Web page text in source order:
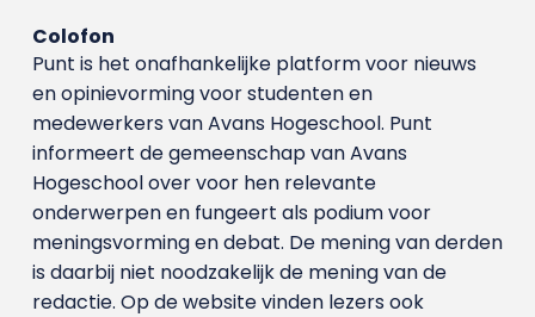
Colofon
Punt is het onafhankelijke platform voor nieuws
en opinievorming voor studenten en
medewerkers van Avans Hoge­school. Punt
informeert de gemeenschap van Avans
Hogeschool over voor hen relevante
onderwerpen en fungeert als podium voor
meningsvorming en debat. De mening van derden
is daarbij niet noodzakelijk de mening van de
redactie. Op de website vinden lezers ook